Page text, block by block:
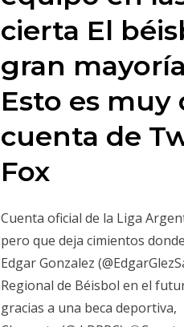
cierta El
gran
Esto es muy
cuenta de
Fox
Cuenta oficial de la Liga
pero que deja cimientos
Edgar Gonzalez
Regional de Béisbol en el
gracias a una beca